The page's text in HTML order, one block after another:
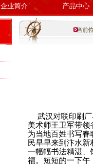
企业简介 产品中心
当前
武汉对联印刷厂-
美术师王卫军带领
为当地百姓书写
民早早来到汴水新
一幅幅书法精湛、
福。短短的一下午